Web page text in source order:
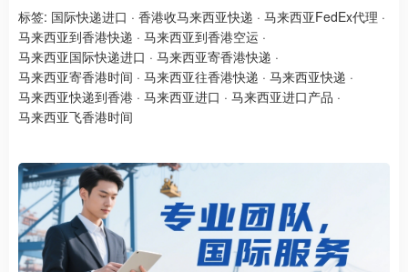
标签: 国际快递进口 · 香港收马来西亚快递 · 马来西亚FedEx代理 ·
马来西亚到香港快递 · 马来西亚到香港空运 ·
马来西亚国际快递进口 · 马来西亚寄香港快递 ·
马来西亚寄香港时间 · 马来西亚往香港快递 · 马来西亚快递 ·
马来西亚快递到香港 · 马来西亚进口 · 马来西亚进口产品 ·
马来西亚飞香港时间